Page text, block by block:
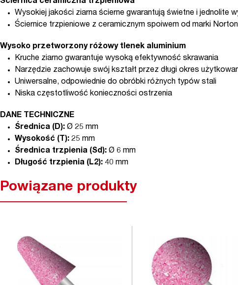
Wysokiej jakości ziarna ścierne gwarantują świetne i jednolite
Ściernice trzpieniowe z ceramicznym spoiwem od marki
Wysoko przetworzony różowy tlenek aluminium
Kruche ziarno gwarantuje wysoką efektywność skrawania
Narzędzie zachowuje swój kształt przez długi okres
Uniwersalne, odpowiednie do obróbki różnych typów stali
Niska częstotliwość konieczności ostrzenia
DANE TECHNICZNE
Średnica (D): Ø 25 mm
Wysokość (T): 25 mm
Średnica trzpienia (Sd): Ø 6 mm
Długość trzpienia (L2): 40 mm
Powiązane produkty